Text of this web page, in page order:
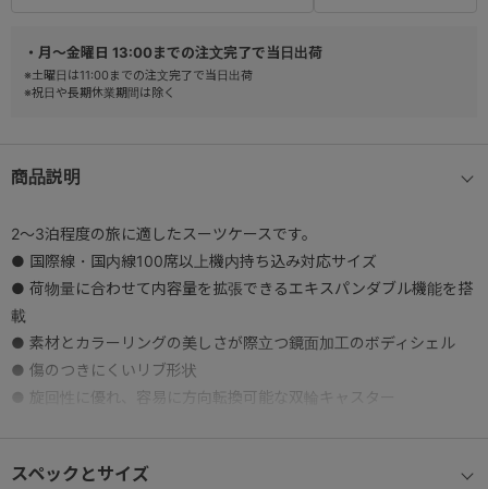
・月～金曜日 13:00までの注文完了で当日出荷
※土曜日は11:00までの注文完了で当日出荷
※祝日や長期休業期間は除く
商品説明
2～3泊程度の旅に適したスーツケースです。
● 国際線・国内線100席以上機内持ち込み対応サイズ
● 荷物量に合わせて内容量を拡張できるエキスパンダブル機能を搭
載
● 素材とカラーリングの美しさが際立つ鏡面加工のボディシェル
● 傷のつきにくいリブ形状
● 旋回性に優れ、容易に方向転換可能な双輪キャスター
● 身長や持ち方に合わせて多段階調整が可能なプルドライブハンド
スペックとサイズ